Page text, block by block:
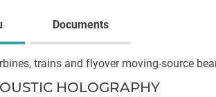
Documents
trains and flyover moving-source
HOLOGRAPHY